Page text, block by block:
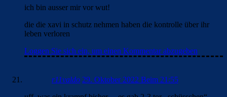
ich bin ausser mir vor wut!
die die xavi in schutz nehmen haben die kontrolle über ihr
leben verloren
Loggen Sie sich ein, um einen Kommentar abzugeben
r11valdo 29. Oktober 2022 Beim 21:55